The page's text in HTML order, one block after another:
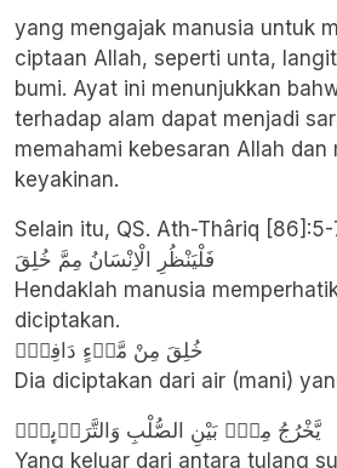
yang mengajak manusia untuk
ciptaan Allah, seperti unta,
bumi. Ayat ini menunjukkan
terhadap alam dapat menjadi
memahami kebesaran Allah dan
keyakinan.
Selain itu, QS. Ath-Thâriq [86]:5-
فَلْيَنْظُرِ الْاِنْسَانُ مِمَّ خُلِقَ
Hendaklah manusia
diciptakan.
خُلِقَ مِنْ مَّاۤءٍ دَافِقٍۙ
Dia diciptakan dari air (mani)
يَّخْرُجُ مِنْۢ بَيْنِ الصُّلْبِ وَالتَّرَاۤىِٕبِۗ
Yang keluar dari antara tulang